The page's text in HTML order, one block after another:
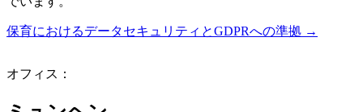
保育におけるデータセキュリティとGDPRへの準拠 →
オフィス：